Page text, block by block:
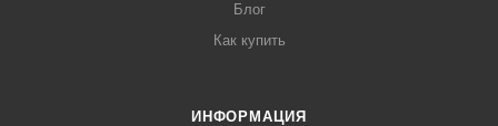
Блог
Как купить
ИНФОРМАЦИЯ